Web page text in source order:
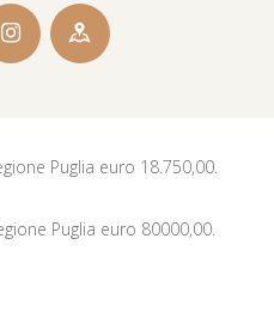
Puglia euro 18.750,00.
Puglia euro 80000,00.